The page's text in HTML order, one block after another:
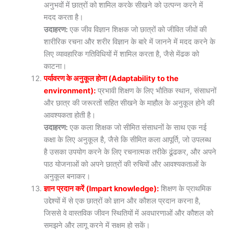
अनुभवों में छात्रों को शामिल करके सीखने को उत्पन्न करने में
मदद करता है।
उदाहरण: एक जीव विज्ञान शिक्षक जो छात्रों को जीवित जीवों की
शारीरिक रचना और शरीर विज्ञान के बारे में जानने में मदद करने के
लिए व्यावहारिक गतिविधियों में शामिल करता है, जैसे मेंढक को
काटना।
पर्यावरण के अनुकूल होना (Adaptability to the
environment): प्रभावी शिक्षण के लिए भौतिक स्थान, संसाधनों
और छात्र की जरूरतों सहित सीखने के माहौल के अनुकूल होने की
आवश्यकता होती है।
उदाहरण: एक कला शिक्षक जो सीमित संसाधनों के साथ एक नई
कक्षा के लिए अनुकूल है, जैसे कि सीमित कला आपूर्ति, जो उपलब्ध
है उसका उपयोग करने के लिए रचनात्मक तरीके ढूंढकर, और अपने
पाठ योजनाओं को अपने छात्रों की रुचियों और आवश्यकताओं के
अनुकूल बनाकर।
ज्ञान प्रदान करें (Impart knowledge): शिक्षण के प्राथमिक
उद्देश्यों में से एक छात्रों को ज्ञान और कौशल प्रदान करना है,
जिससे वे वास्तविक जीवन स्थितियों में अवधारणाओं और कौशल को
समझने और लागू करने में सक्षम हो सकें।